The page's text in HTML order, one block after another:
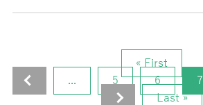
« First
«
... 5 6 7
»
Last »